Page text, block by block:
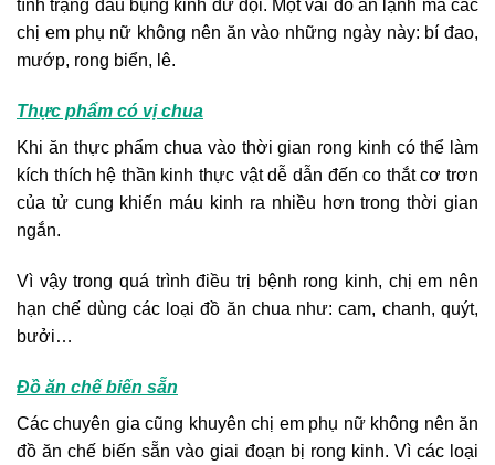
tình trạng đau bụng kinh dữ dội. Một vài đồ ăn lạnh mà các
chị em phụ nữ không nên ăn vào những ngày này: bí đao,
mướp, rong biển, lê.
Thực phẩm có vị chua
Khi ăn thực phẩm chua vào thời gian rong kinh có thể làm
kích thích hệ thần kinh thực vật dễ dẫn đến co thắt cơ trơn
của tử cung khiến máu kinh ra nhiều hơn trong thời gian
ngắn.
Vì vậy trong quá trình điều trị bệnh rong kinh, chị em nên
hạn chế dùng các loại đồ ăn chua như: cam, chanh, quýt,
bưởi…
Đồ ăn chế biến sẵn
Các chuyên gia cũng khuyên chị em phụ nữ không nên ăn
đồ ăn chế biến sẵn vào giai đoạn bị rong kinh. Vì các loại